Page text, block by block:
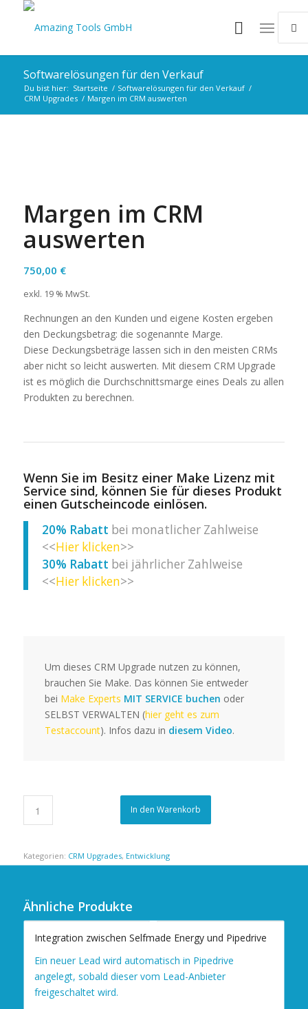
Softwarelösungen für den Verkauf
Du bist hier: Startseite / Softwarelösungen für den Verkauf /
CRM Upgrades / Margen im CRM auswerten
Margen im CRM
auswerten
750,00 €
exkl. 19 % MwSt.
Rechnungen an den Kunden und eigene Kosten ergeben
den Deckungsbetrag: die sogenannte Marge.
Diese Deckungsbeträge lassen sich in den meisten CRMs
aber nicht so leicht auswerten. Mit diesem CRM Upgrade
ist es möglich die Durchschnittsmarge eines Deals zu allen
Produkten zu berechnen.
Wenn Sie im Besitz einer Make Lizenz mit
Service sind, können Sie für dieses Produkt
einen Gutscheincode einlösen.
20% Rabatt bei monatlicher Zahlweise
<<Hier klicken>>
30% Rabatt bei jährlicher Zahlweise
<<Hier klicken>>
Um dieses CRM Upgrade nutzen zu können,
brauchen Sie Make. Das können Sie entweder
bei Make Experts MIT SERVICE buchen oder
SELBST VERWALTEN (hier geht es zum
Testaccount). Infos dazu in diesem Video.
In den Warenkorb
Kategorien: CRM Upgrades, Entwicklung
Ähnliche Produkte
Integration zwischen Selfmade Energy und Pipedrive
Ein neuer Lead wird automatisch in Pipedrive
angelegt, sobald dieser vom Lead-Anbieter
freigeschaltet wird.